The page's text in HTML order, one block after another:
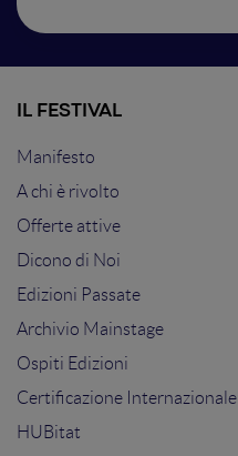
IL FESTIVAL
Manifesto
A chi è rivolto
Offerte attive
Dicono di Noi
Edizioni Passate
Archivio Mainstage
Ospiti Edizioni
Certificazione Internazionale
HUBitat